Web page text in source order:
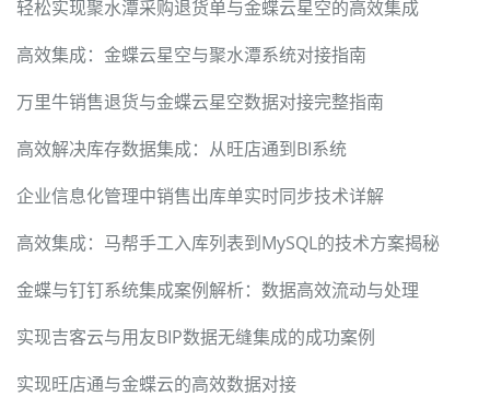
轻松实现聚水潭采购退货单与金蝶云星空的高效集成
高效集成：金蝶云星空与聚水潭系统对接指南
万里牛销售退货与金蝶云星空数据对接完整指南
高效解决库存数据集成：从旺店通到BI系统
企业信息化管理中销售出库单实时同步技术详解
高效集成：马帮手工入库列表到MySQL的技术方案揭秘
金蝶与钉钉系统集成案例解析：数据高效流动与处理
实现吉客云与用友BIP数据无缝集成的成功案例
实现旺店通与金蝶云的高效数据对接